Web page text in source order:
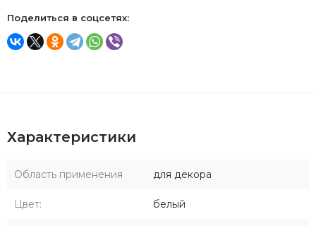
Поделиться в соцсетях:
Характеристики
Область применения для декора
Цвет: белый